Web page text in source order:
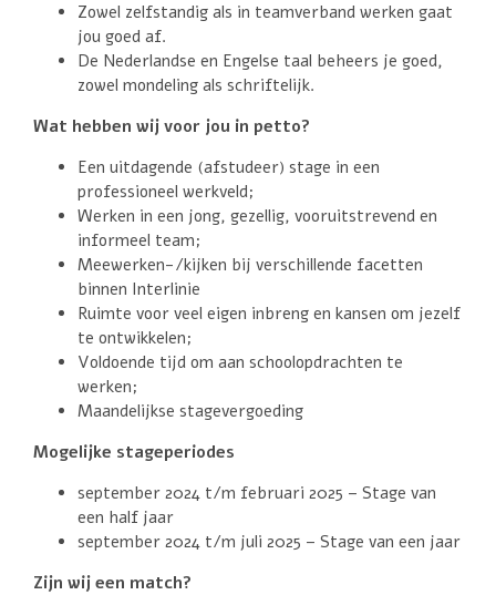
Zowel zelfstandig als in teamverband werken gaat
jou goed af.
De Nederlandse en Engelse taal beheers je goed,
zowel mondeling als schriftelijk.
Wat hebben wij voor jou in petto?
Een uitdagende (afstudeer) stage in een
professioneel werkveld;
Werken in een jong, gezellig, vooruitstrevend en
informeel team;
Meewerken-/kijken bij verschillende facetten
binnen Interlinie
Ruimte voor veel eigen inbreng en kansen om jezelf
te ontwikkelen;
Voldoende tijd om aan schoolopdrachten te
werken;
Maandelijkse stagevergoeding
Mogelijke stageperiodes
september 2024 t/m februari 2025 – Stage van
een half jaar
september 2024 t/m juli 2025 – Stage van een jaar
Zijn wij een match?